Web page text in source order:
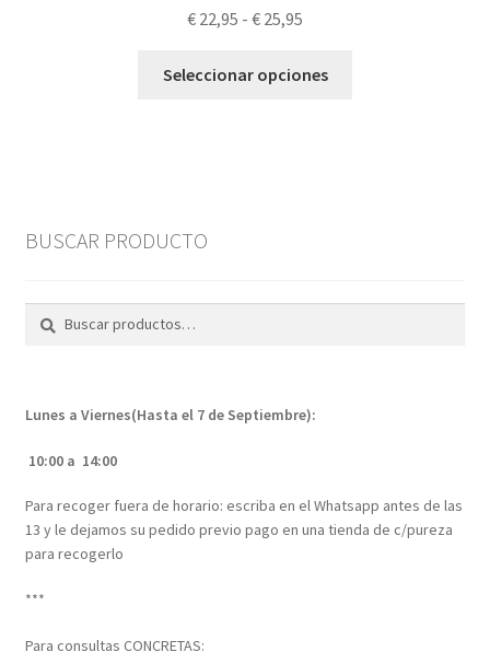
€ 22,95 - € 25,95
precios:
Seleccionar opciones
elegir
BUSCAR PRODUCTO
Buscar
Buscar
Lunes a Viernes(Hasta el 7 de Septiembre):
10:00 a 14:00
Para recoger fuera de horario: escriba en el Whatsapp antes de las
13 y le dejamos su pedido previo pago en una tienda de c/pureza
para recogerlo
***
Para consultas CONCRETAS: